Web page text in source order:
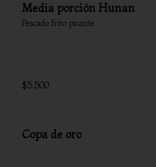
Media porción Hunan
Pescado frito picante
$5.500
Copa de oro